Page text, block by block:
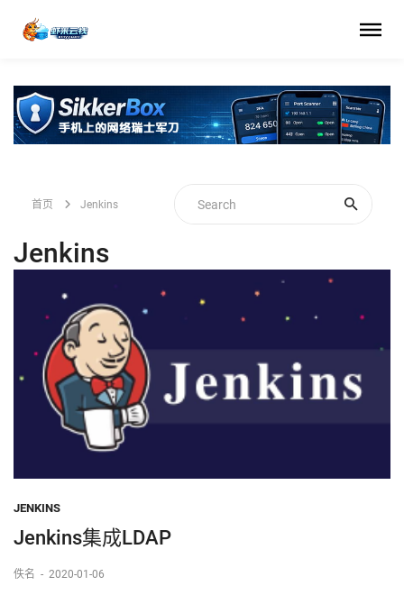
首页 Jenkins
Jenkins
JENKINS
Jenkins集成LDAP
佚名 - 2020-01-06